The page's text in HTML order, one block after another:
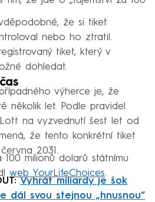
že si tiket
nebo ho ztratil.
tiket, který v
dohledat.
výherce je, že
několik let. Podle pravidel
na vyzvednutí šest let od
že tento konkrétní tiket
2031.
milionů dolarů státnímu
web YourLifeChoices.
Vyhrát miliardy je šok
dál svou stejnou „hnusnou“